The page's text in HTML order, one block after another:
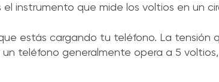
el instrumento que mide los voltios en un
estás cargando tu teléfono. La tensión
teléfono generalmente opera a 5